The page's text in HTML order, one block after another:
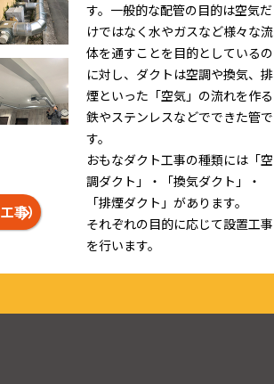
事）
す。一般的な配管の目的は空気だ
けではなく水やガスなど様々な流
体を通すことを目的としているの
に対し、ダクトは空調や換気、排
煙といった「空気」の流れを作る
鉄やステンレスなどでできた管で
す。
おもなダクト工事の種類には「空
調ダクト」・「換気ダクト」・
「排煙ダクト」があります。
それぞれの目的に応じて設置工事
を行います。